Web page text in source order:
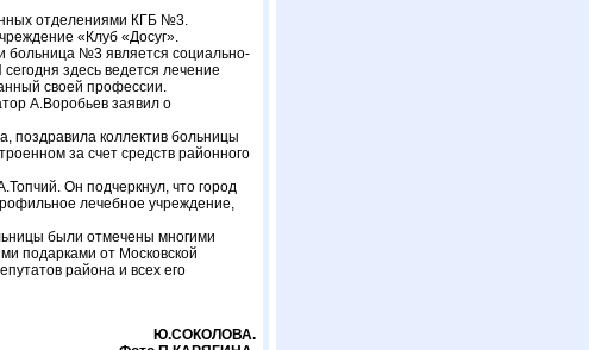
отделениями КГБ №3.
«Клуб «Досуг».
больница №3 является социально-
здесь ведется лечение
своей профессии.
А.Воробьев заявил о
поздравила коллектив больницы
за счет средств районного
Он подчеркнул, что город
лечебное учреждение,
были отмечены многими
подарками от Московской
района и всех его
Ю.СОКОЛОВА.